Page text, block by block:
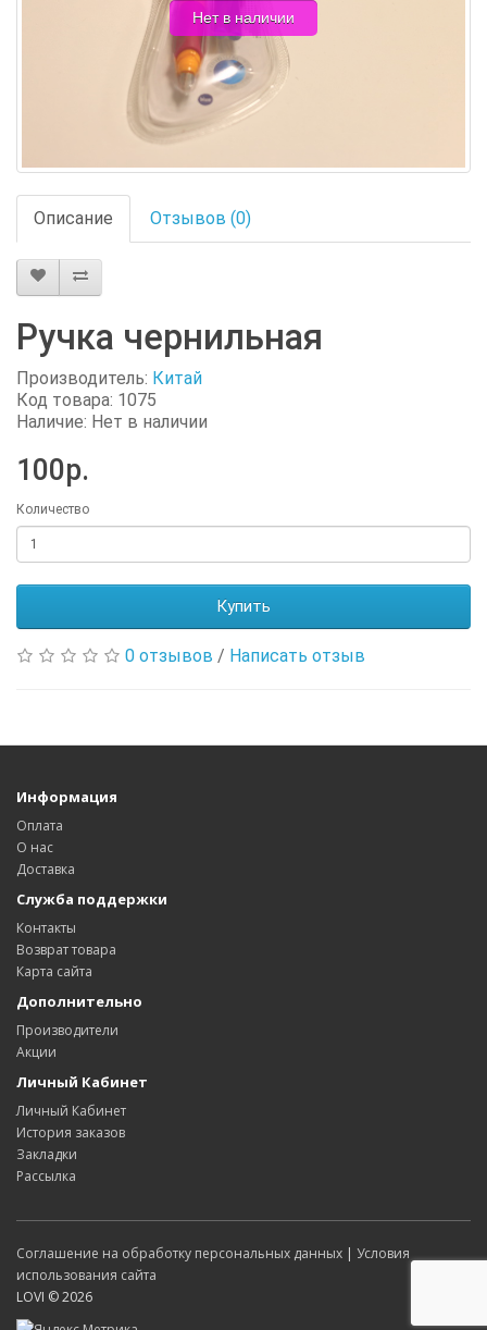
Нет в наличии
Описание Отзывов (0)
Ручка чернильная
Производитель: Китай
Код товара: 1075
Наличие: Нет в наличии
100р.
Количество
Купить
0 отзывов / Написать отзыв
Информация
Оплата
О нас
Доставка
Служба поддержки
Контакты
Возврат товара
Карта сайта
Дополнительно
Производители
Акции
Личный Кабинет
Личный Кабинет
История заказов
Закладки
Рассылка
Соглашение на обработку персональных данных | Условия
использования сайта
LOVI © 2026